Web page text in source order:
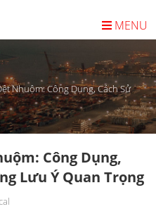
MENU
Nhuộm: Công Dụng, Cách Sử
Công Dụng,
Lưu Ý Quan Trọng